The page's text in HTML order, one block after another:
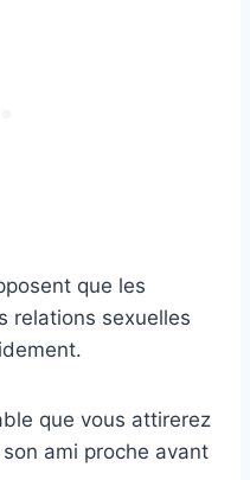
que les
relations sexuelles
que vous attirerez
ami proche avant